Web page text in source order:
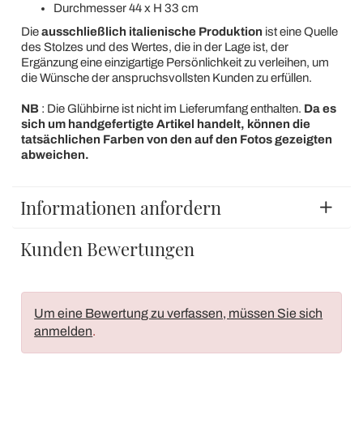
Durchmesser 44 x H 33 cm
Dieausschließlich italienische Produktion ist eine Quelle
des Stolzes und des Wertes, die in der Lage ist, der
Ergänzung eine einzigartige Persönlichkeit zu verleihen, um
die Wünsche der anspruchsvollsten Kunden zu erfüllen.
NB: Die Glühbirne ist nicht im Lieferumfang enthalten. Da es
sich um handgefertigte Artikel handelt, können die
tatsächlichen Farben von den auf den Fotos gezeigten
abweichen.
Informationen anfordern
Kunden Bewertungen
Um eine Bewertung zu verfassen, müssen Sie sich
anmelden.